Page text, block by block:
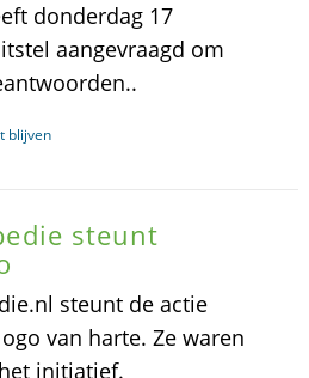
donderdag 17
aangevraagd om
blijven
steunt
steunt de actie
van harte. Ze waren
initiatief.